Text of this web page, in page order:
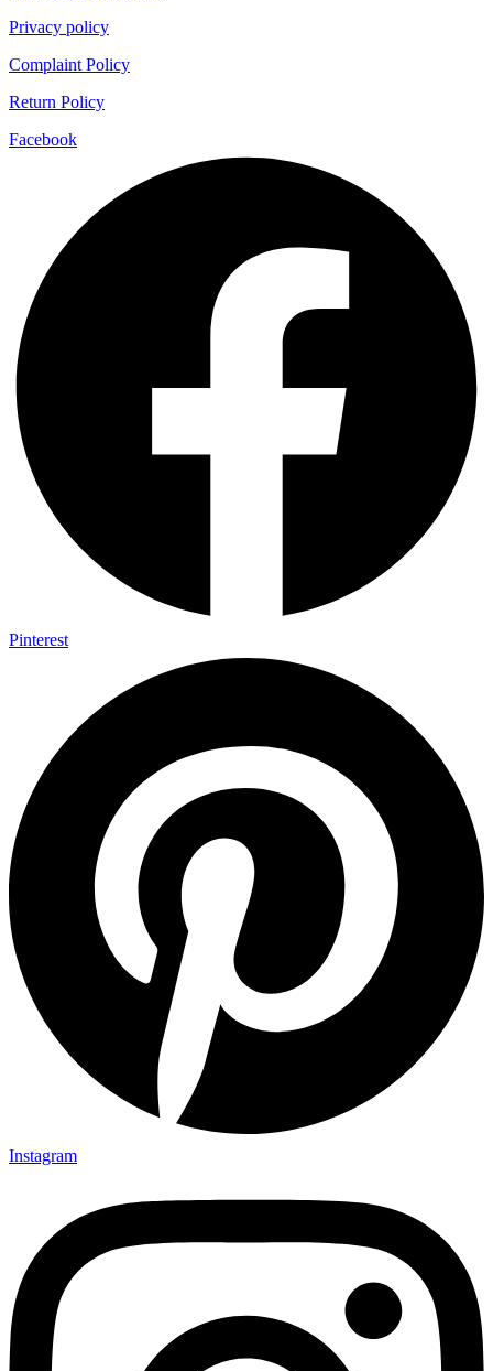
Privacy policy
Complaint Policy
Return Policy
Facebook
Pinterest
Instagram